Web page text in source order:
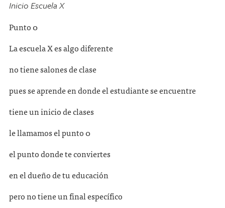
Inicio Escuela X
Punto 0
La escuela X es algo diferente
no tiene salones de clase
pues se aprende en donde el estudiante se encuentre
tiene un inicio de clases
le llamamos el punto 0
el punto donde te conviertes
en el dueño de tu educación
pero no tiene un final específico